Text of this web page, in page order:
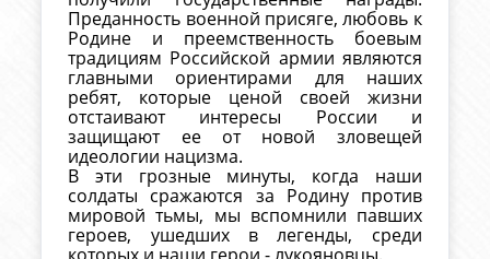
Преданность военной присяге, любовь к
Родине и преемственность боевым
традициям Российской армии являются
главными ориентирами для наших
ребят, которые ценой своей жизни
отстаивают интересы России и
защищают ее от новой зловещей
идеологии нацизма.
В эти грозные минуты, когда наши
солдаты сражаются за Родину против
мировой тьмы, мы вспомнили павших
героев, ушедших в легенды, среди